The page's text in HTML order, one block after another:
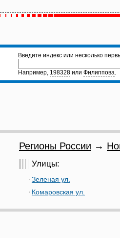
Введите индекс или несколько
Например, 198328 или Филиппова.
Регионы России →
Улицы:
Зеленая ул.
Комаровская ул.